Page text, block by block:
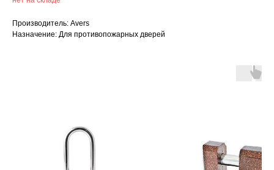
Производитель: Avers
Назначение: Для противопожарных дверей